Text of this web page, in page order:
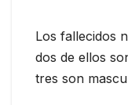
Los fallecidos
dos de ellos
tres son